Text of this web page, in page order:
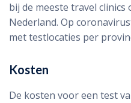
bij de meeste travel clinics
Nederland. Op
met testlocaties per
Kosten
De kosten voor een test